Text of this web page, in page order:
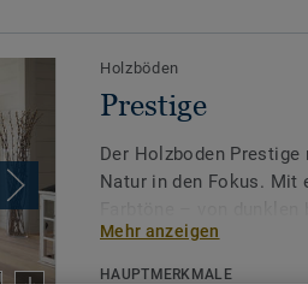
Holzböden
Prestige
Der Holzboden
Natur in den Fokus. Mit
diese Kollektion jedem
hebt das Interieur aus
Mehr anzeigen
HAUPTMERKMALE